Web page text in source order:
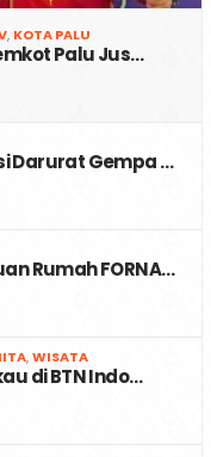
, KOTA PALU
Palu Jus…
Darurat Gempa …
Rumah FORNA…
,WISATA
di BTN Indo…